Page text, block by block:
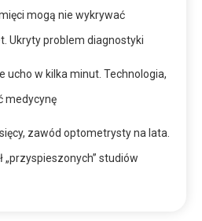
mogą nie wykrywać
Ukryty problem diagnostyki
ucho w kilka minut. Technologia,
medycynę
zawód optometrysty na lata.
„przyspieszonych” studiów